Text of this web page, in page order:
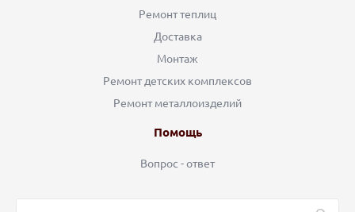
Ремонт теплиц
Доставка
Монтаж
Ремонт детских комплексов
Ремонт металлоизделий
Помощь
Вопрос - ответ